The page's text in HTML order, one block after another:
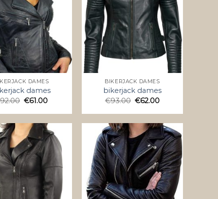
DAMES
dames
92.00 €61.00
BIKERJACK DAMES
bikerjack dames
€93.00 €62.00